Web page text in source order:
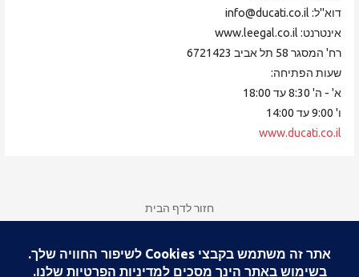
דוא"ל: info@ducati.co.il
אינטרנט: www.leegal.co.il
רח' המסגר 58 תל אביב 6721423
שעות הפתיחה:
א' - ה' 8:30 עד 18:00
ו' 9:00 עד 14:00
www.ducati.co.il
חזור לדף הבית